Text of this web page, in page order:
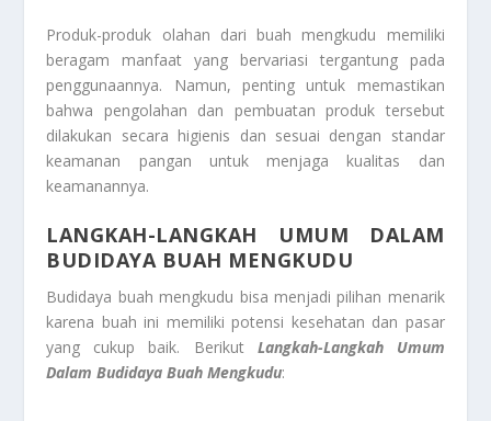
Produk-produk olahan dari buah mengkudu memiliki
beragam manfaat yang bervariasi tergantung pada
penggunaannya. Namun, penting untuk memastikan
bahwa pengolahan dan pembuatan produk tersebut
dilakukan secara higienis dan sesuai dengan standar
keamanan pangan untuk menjaga kualitas dan
keamanannya.
LANGKAH-LANGKAH UMUM DALAM
BUDIDAYA BUAH MENGKUDU
Budidaya buah mengkudu bisa menjadi pilihan menarik
karena buah ini memiliki potensi kesehatan dan pasar
yang cukup baik. Berikut Langkah-Langkah Umum
Dalam Budidaya Buah Mengkudu: